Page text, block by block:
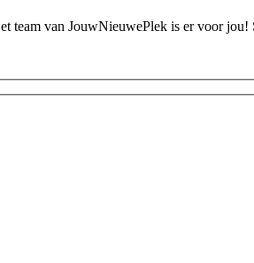
team van JouwNieuwePlek is er voor